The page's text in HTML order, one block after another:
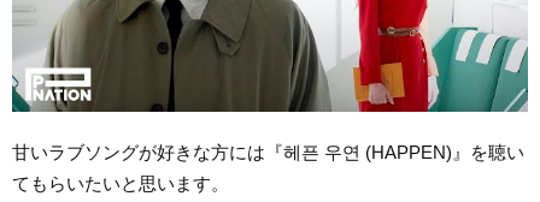
甘いラブソングが好きな方には『헤픈 우연 (HAPPEN)』を聴い
てもらいたいと思います。